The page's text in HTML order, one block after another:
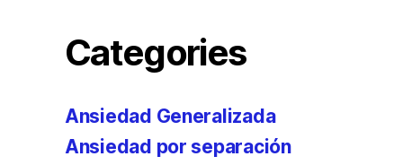
Categories
Ansiedad Generalizada
Ansiedad por separación